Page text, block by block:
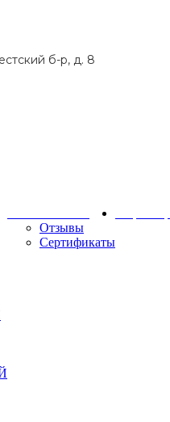
б-р, д. 8
Отзывы
Сертификаты